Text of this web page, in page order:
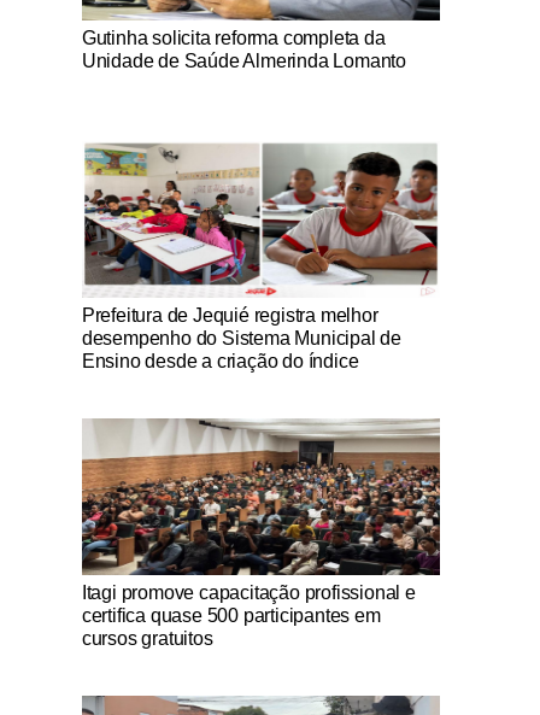
Notícias Católicas
Gutinha solicita reforma completa da
Unidade de Saúde Almerinda Lomanto
Notícias Católicas
Prefeitura de Jequié registra melhor
desempenho do Sistema Municipal de
Ensino desde a criação do índice
Notícias Católicas
Itagi promove capacitação profissional e
certifica quase 500 participantes em
cursos gratuitos